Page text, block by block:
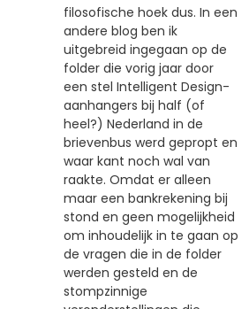
filosofische hoek dus. In een
andere blog ben ik
uitgebreid ingegaan op de
folder die vorig jaar door
een stel Intelligent Design-
aanhangers bij half (of
heel?) Nederland in de
brievenbus werd gepropt en
waar kant noch wal van
raakte. Omdat er alleen
maar een bankrekening bij
stond en geen mogelijkheid
om inhoudelijk in te gaan op
de vragen die in de folder
werden gesteld en de
stompzinnige